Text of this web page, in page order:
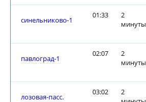
синельниково-1
01:33
2
минуты
павлоград-1
02:07
2
минуты
лозовая-пасс.
03:02
2